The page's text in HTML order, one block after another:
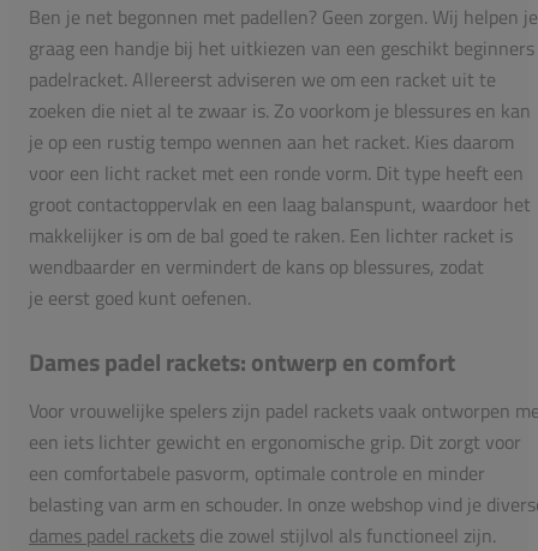
Ben je net begonnen met padellen? Geen zorgen. Wij helpen je
graag een handje bij het uitkiezen van een geschikt beginners
padelracket. Allereerst adviseren we om een racket uit te
zoeken die niet al te zwaar is. Zo voorkom je blessures en kan
je op een rustig tempo wennen aan het racket. Kies daarom
voor een licht racket met een ronde vorm. Dit type heeft een
groot contactoppervlak en een laag balanspunt, waardoor het
makkelijker is om de bal goed te raken. Een lichter racket is
wendbaarder en vermindert de kans op blessures, zodat
je eerst goed kunt oefenen.
Dames padel rackets: ontwerp en comfort
Voor vrouwelijke spelers zijn padel rackets vaak ontworpen
een iets lichter gewicht en ergonomische grip. Dit zorgt voor
een comfortabele pasvorm, optimale controle en minder
belasting van arm en schouder. In onze webshop vind je
dames padel rackets die zowel stijlvol als functioneel zijn.